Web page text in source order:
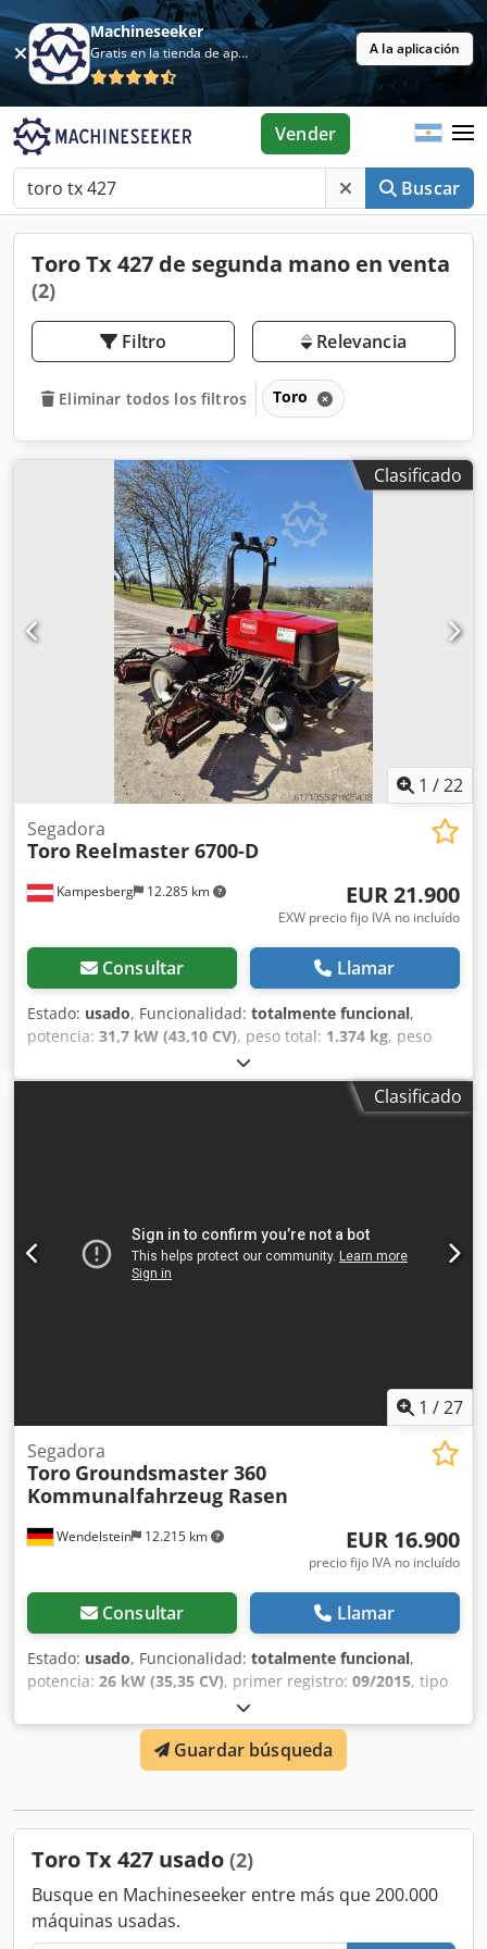
Machineseeker
Gratis en la tienda de aplicaciones A la aplicación
Buscar
Vender
Toro Tx 427 de segunda mano en venta
(2)
Filtro Relevancia
Eliminar todos los filtros Toro
Clasificado
1 /22
Kampesberg 12.285 km
Segadora
Toro Reelmaster 6700-D
EUR 21.900
EXW precio fijo IVA no incluído
Consultar Llamar
Estado: usado, Funcionalidad: totalmente funcional,
potencia: 31,7 kW (43,10 CV), peso total: 1.374 kg, peso
, horas de funcionamiento:
Ofrecemos este cortacésped Toro Reelmaster 6700-D de
ocasión con tracción total. Horas de trabajo: 2.585 h El IVA
información, no dude en enviarnos un mensaje o
llamarnos.
Clasificado
1 /27
Wendelstein 12.215 km
Segadora
Toro Groundsmaster 360
Kommunalfahrzeug Rasen
EUR 16.900
precio fijo IVA no incluído
Consultar Llamar
Estado: usado, Funcionalidad: totalmente funcional,
potencia: 26 kW (35,35 CV), primer registro: 09/2015, tipo
, color:rojo
4x4, peso operativo:1.500 kg, combustible:diésel, cabina
cabina del conductor, tipo de engranaje:
, Año de fabricación:2015, horas de
acondicionado, faros adicionales, hidráulica, tracción a
segadora: + Toro + Groundsmaster 360 + Año de
fabricación: 2015 + 2.398 horas de funcionamiento + Motor
diésel Kubota de 4 cilindros, 1.498 cc, 35 CV + Tracción a
las cuatro ruedas + Dirección a las cuatro ruedas opcional
Guardar búsqueda
Toro Tx 427 usado (2)
Busque en Machineseeker entre más que 200.000
máquinas usadas.